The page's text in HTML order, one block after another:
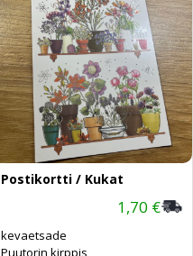
Postikortti / Kukat
1,70 €
kevaetsade
Puutorin kirppis